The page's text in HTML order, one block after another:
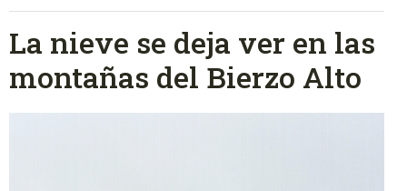
La nieve se deja ver en las
montañas del Bierzo Alto